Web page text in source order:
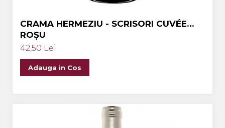
CRAMA HERMEZIU - SCRISORI CUVÉE
ROȘU
42,50 Lei
Adauga in Cos